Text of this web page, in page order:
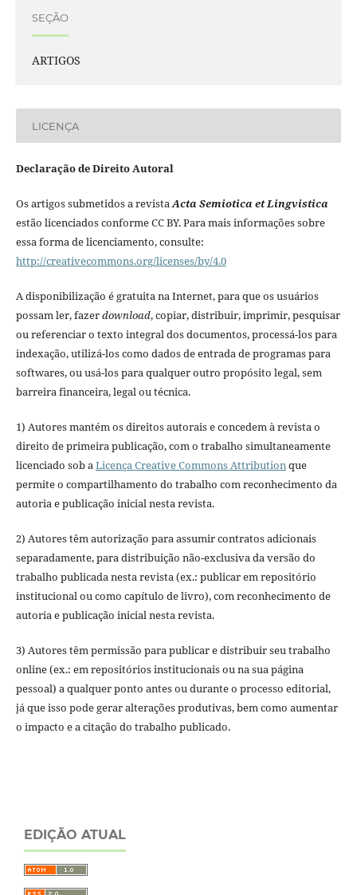
SEÇÃO
ARTIGOS
LICENÇA
Declaração de Direito Autoral
Os artigos submetidos a revistaActa Semiotica et Lingvistica
estão licenciados conforme CC BY. Para mais informações sobre
essa forma de licenciamento, consulte:
http://creativecommons.org/licenses/by/4.0
A disponibilização é gratuita na Internet, para que os usuários
possam ler, fazerdownload, copiar, distribuir, imprimir, pesquisar
ou referenciar o texto integral dos documentos, processá-los para
indexação, utilizá-los como dados de entrada de programas para
softwares, ou usá-los para qualquer outro propósito legal, sem
barreira financeira, legal ou técnica.
1) Autores mantém os direitos autorais e concedem à revista o
direito de primeira publicação, com o trabalho simultaneamente
licenciado sob aLicença Creative Commons Attributionque
permite o compartilhamento do trabalho com reconhecimento da
autoria e publicação inicial nesta revista.
2) Autores têm autorização para assumir contratos adicionais
separadamente, para distribuição não-exclusiva da versão do
trabalho publicada nesta revista (ex.: publicar em repositório
institucional ou como capítulo de livro), com reconhecimento de
autoria e publicação inicial nesta revista.
3) Autores têm permissão para publicar e distribuir seu trabalho
online (ex.: em repositórios institucionais ou na sua página
pessoal) a qualquer ponto antes ou durante o processo editorial,
já que isso pode gerar alterações produtivas, bem como aumentar
o impacto e a citação do trabalho publicado.
EDIÇÃO ATUAL